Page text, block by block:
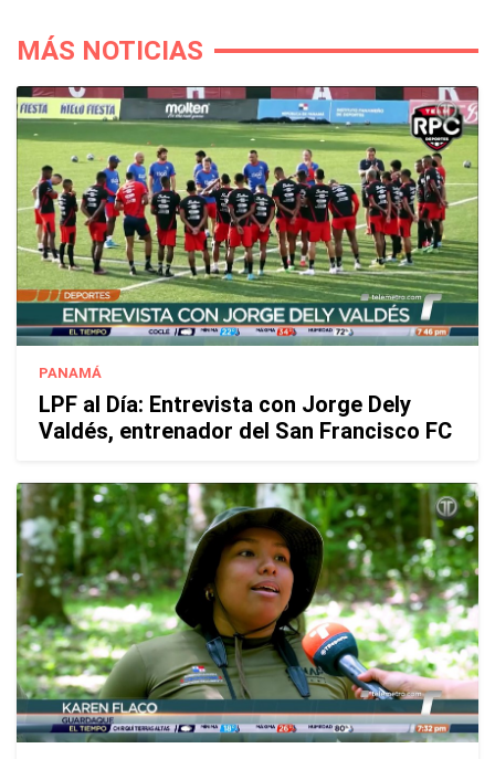
MÁS NOTICIAS
PANAMÁ
LPF al Día: Entrevista con Jorge Dely
Valdés, entrenador del San Francisco FC